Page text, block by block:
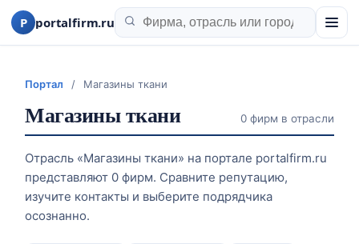
P portalfirm.ru
Портал / Магазины ткани
Магазины ткани 0 фирм в отрасли
Отрасль «Магазины ткани» на портале portalfirm.ru
представляют 0 фирм. Сравните репутацию,
изучите контакты и выберите подрядчика
осознанно.